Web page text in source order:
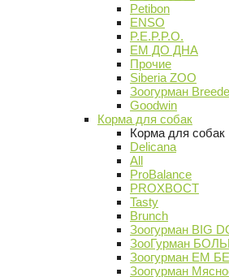
Petibon
ENSO
P.E.P.P.O.
ЕМ ДО ДНА
Прочие
Siberia ZOO
Зоогурман
Goodwin
Корма для собак
Корма для собак
Delicana
All
ProBalance
PROХВОСТ
Tasty
Brunch
Зоогурман BIG
ЗооГурман
Зоогурман ЕМ
Зоогурман